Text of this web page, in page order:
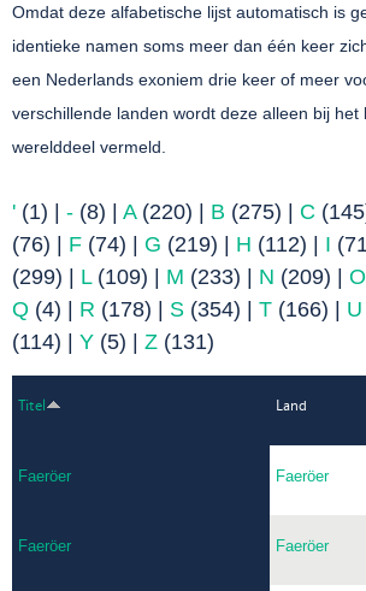
Omdat deze alfabetische lijst automatisch is
identieke namen soms meer dan één keer
een Nederlands exoniem drie keer of meer
verschillende landen wordt deze alleen bij het
werelddeel vermeld.
' (1) | - (8) | A(220) | B (275) | C
(76) | F (74) | G (219) | H (112) | I
(299) | L(109) | M (233) | N (209) | O
Q (4) | R (178) | S (354) | T (166) | U
(114) | Y (5) | Z (131)
Titel Land
Faeröer Faeröer
Faeröer Faeröer